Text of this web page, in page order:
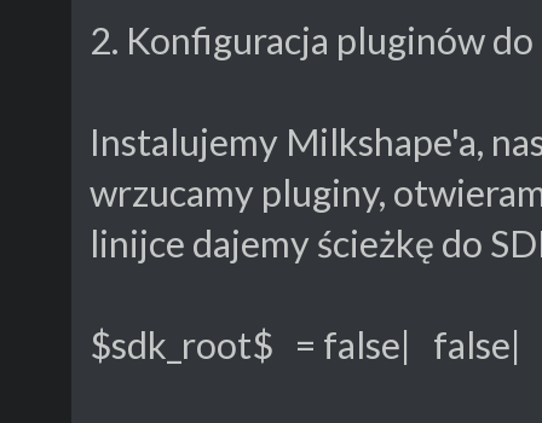
2. Konfiguracja pluginów
Instalujemy Milkshape'a,
wrzucamy pluginy,
linijce dajemy ścieżkę do
$sdk_root$ = false| false|